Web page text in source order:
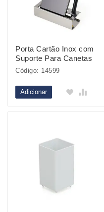
Porta Cartão Inox com
Suporte Para Canetas
Código: 14599
Adicionar